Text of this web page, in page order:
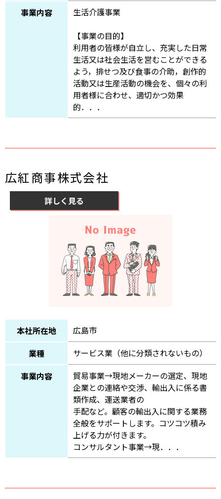
事業内容
生活介護事業
【事業の目的】
利用者の皆様が自立し、充実した日常
生活又は社会生活を営むことができる
よう，排せつ及び食事の介助，創作的
活動又は生産活動の機会を、個々の利
用者様に合わせ、適切かつ効果
的．．．
広紅商事株式会社
詳しく見る
本社所在地
広島市
業種
サービス業（他に分類されないもの）
事業内容
貿易事業→現地メーカーの選定、現地
企業との連絡や交渉、輸出入に係る書
類作成、運送業者の
手配など。顧客の輸出入に関する業務
全般をサポートします。コツコツ積み
上げる力が付きます。
コンサルタント事業→現．．．